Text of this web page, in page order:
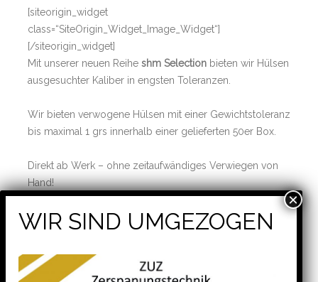
[siteorigin_widget
class=“SiteOrigin_Widget_Image_Widget“]
[/siteorigin_widget]
Mit unserer neuen Reihe shm Selection bieten wir Hülsen
ausgesuchter Kaliber in engsten Toleranzen.
Wir bieten verwogene Hülsen mit einer Gewichtstoleranz
bis maximal 1 grs innerhalb einer gelieferten 50er Box.
Direkt ab Werk – ohne zeitaufwändiges Verwiegen von
Hand!
* Alle Preise inkl. 19 % MwSt. zzgl. Versand.
shm
Bodenstempel.